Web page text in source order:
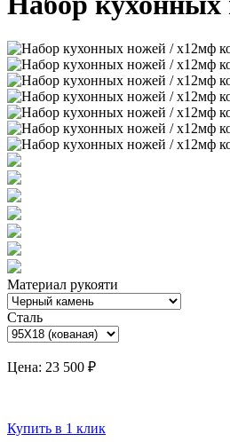
Материал рукояти
Сталь
Цена: 23 500 ₽
Купить в 1 клик